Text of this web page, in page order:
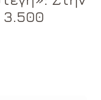
3.500